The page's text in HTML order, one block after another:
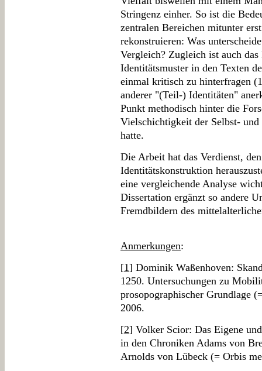
Stringenz einher. So ist die
zentralen Bereichen mitunter
rekonstruieren: Was
Vergleich? Zugleich ist auch
Identitätsmuster in den Texten
einmal kritisch zu hinterfragen
anderer "(Teil-) Identitäten"
Punkt methodisch hinter die
Vielschichtigkeit der Selbst- und
hatte.
Die Arbeit hat das Verdienst,
Identitätskonstruktion
eine vergleichende Analyse
Dissertation ergänzt so andere
Fremdbildern des
Anmerkungen:
[1] Dominik Waßenhoven:
1250. Untersuchungen zu
prosopographischer Grundlage
2006.
[2] Volker Scior: Das Eigene
in den Chroniken Adams von
Arnolds von Lübeck (= Orbis